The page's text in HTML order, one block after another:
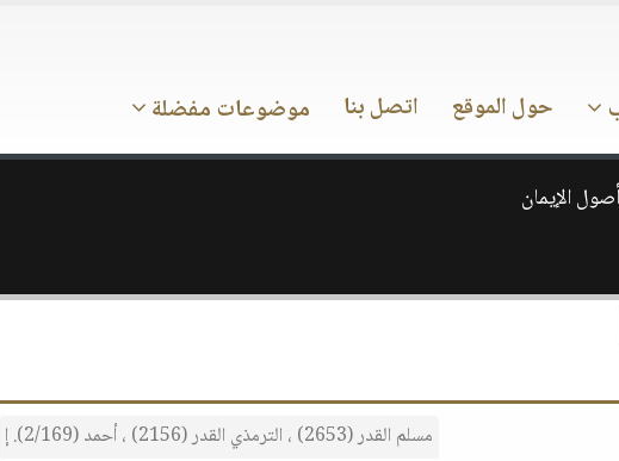
حول الموقع اتصل بنا موضوعات مفضلة
أصول الإيمان
مسلم القدر (2653) ، الترمذي القدر (2156) ، أحمد (2/169). إ